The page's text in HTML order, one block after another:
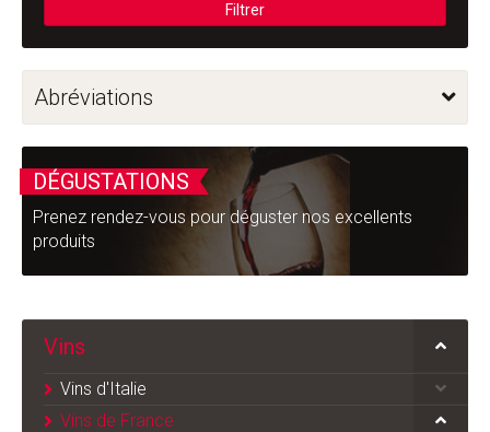
Filtrer
Abréviations
DÉGUSTATIONS
Prenez rendez-vous pour déguster nos excellents
produits
Vins
Vins d'Italie
Vins de France